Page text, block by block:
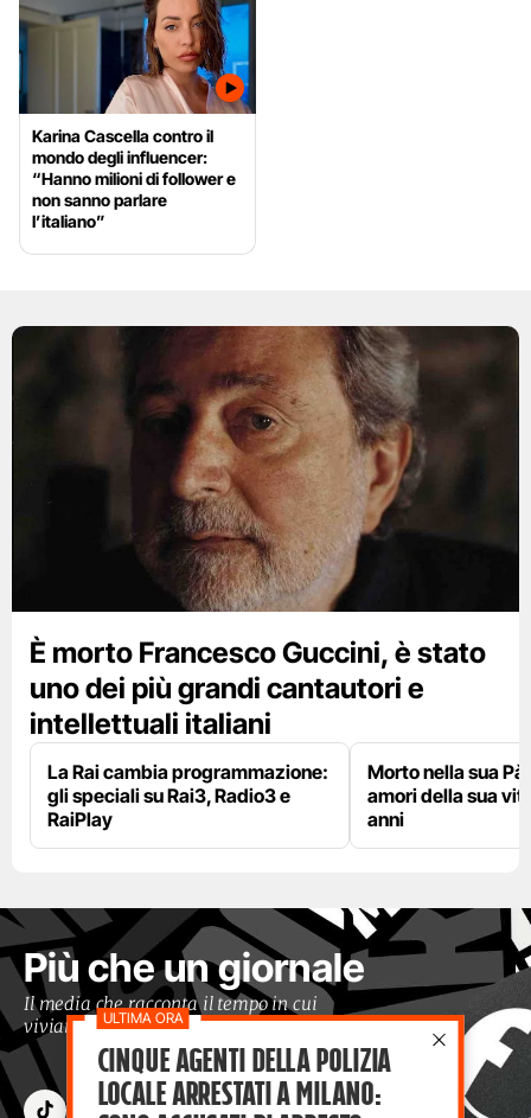
Karina Cascella contro il
mondo degli influencer:
“Hanno milioni di follower e
non sanno parlare
l’italiano”
È morto Francesco Guccini, è stato
uno dei più grandi cantautori e
intellettuali italiani
La Rai cambia programmazione:
gli speciali su Rai3, Radio3 e
RaiPlay
Morto nella sua
amori della sua
anni
Più che un giornale
Il media che racconta il tempo in cui
viviamo con occhi moderni
Cinque agenti della polizia
locale arrestati a Milano: